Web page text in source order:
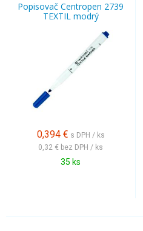
Popisovač Centropen 2739
TEXTIL modrý
0,394 € s DPH / ks
0,32 € bez DPH / ks
35 ks